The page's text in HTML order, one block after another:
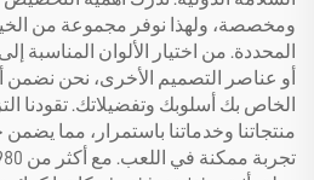
ومخصصة، ولهذا نوفر مجموعة من
المحددة. من اختيار الألوان المناسبة
الخاص بك أسلوبك وتفضيلاتك. تقودنا
منتجاتنا وخدماتنا باستمرار، مما